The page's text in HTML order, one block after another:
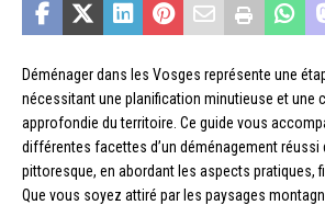
Déménager dans les Vosges représente une
nécessitant une planification minutieuse et une
approfondie du territoire. Ce guide vous
différentes facettes d’un déménagement réussi
pittoresque, en abordant les aspects pratiques,
Que vous soyez attiré par les paysages